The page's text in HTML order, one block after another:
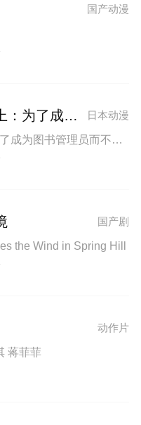
国产动漫
日本动漫
小书痴的下克上：为了成为图书管理员不择手段！第四季
书虫的下克上～为了成为图书管理员而不择手段～
国产剧
the Wind in Spring Hill
动作片
蒋菲菲